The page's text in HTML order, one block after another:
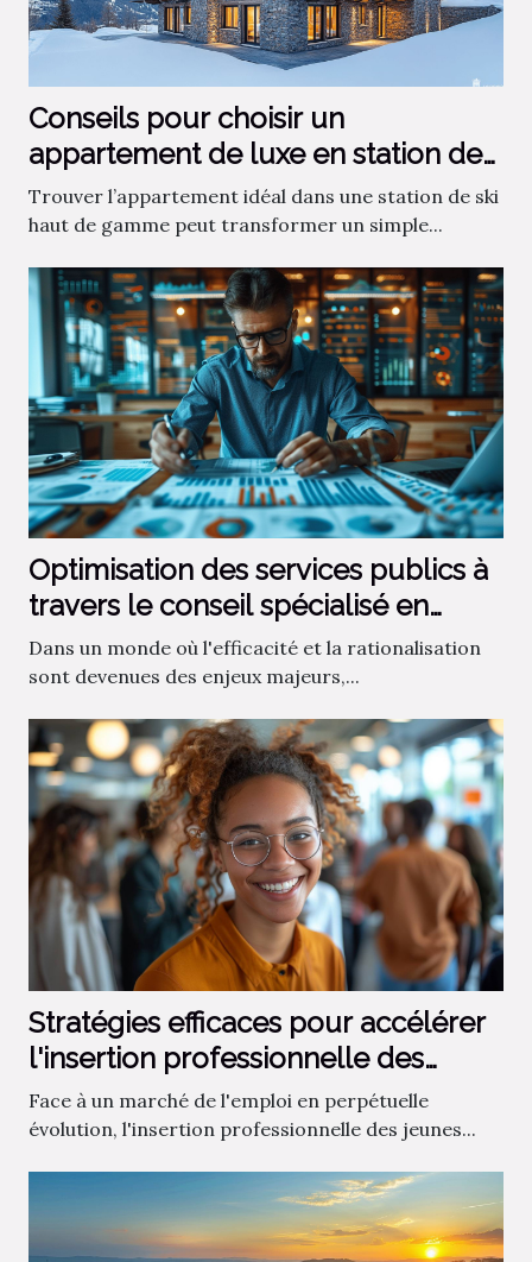
Conseils pour choisir un
appartement de luxe en station de
ski
Trouver l’appartement idéal dans une station de ski
haut de gamme peut transformer un simple...
Optimisation des services publics à
travers le conseil spécialisé en
gestion
Dans un monde où l'efficacité et la rationalisation
sont devenues des enjeux majeurs,...
Stratégies efficaces pour accélérer
l'insertion professionnelle des
jeunes
Face à un marché de l'emploi en perpétuelle
évolution, l'insertion professionnelle des jeunes...